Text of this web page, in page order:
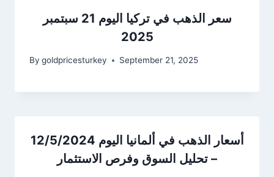
سعر الذهب في تركيا اليوم 21 سبتمبر
2025
By goldpricesturkey September 21, 2025
أسعار الذهب في ألمانيا اليوم 12/5/2024
– تحليل السوق وفرص الاستثمار